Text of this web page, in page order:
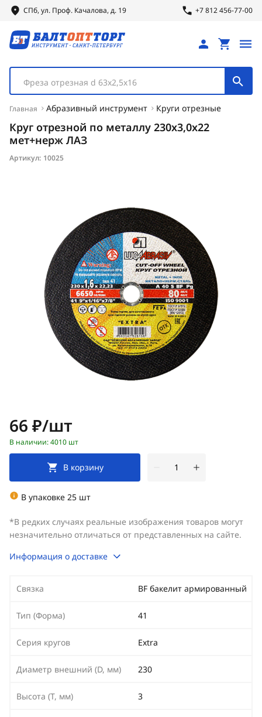
СПб, ул. Проф. Качалова, д. 19 +7 812 456-77-00
Фреза отрезная d 63х2,5х16
Главная Абразивный инструмент Круги отрезные
Круг отрезной по металлу 230х3,0х22
мет+нерж ЛАЗ
Артикул: 10025
Цена:
66 ₽/шт
В наличии: 4010 шт
В корзину
В упаковке 25 шт
*В редких случаях реальные изображения товаров могут
незначительно отличаться от представленных на сайте.
Информация о доставке
Связка BF бакелит армированный
Тип (Форма) 41
Серия кругов Extra
Диаметр внешний (D, мм) 230
Высота (T, мм) 3